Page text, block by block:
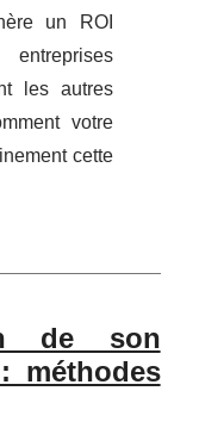
un ROI
les autres
votre
cette
de son
méthodes